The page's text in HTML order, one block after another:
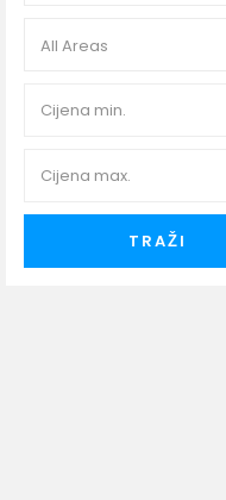
All Areas
TRAŽI